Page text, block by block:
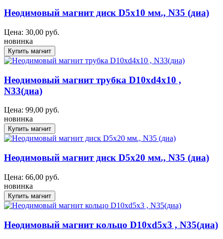
Неодимовый магнит диск D5x10 мм., N35 (диа)
Цена: 30,00 руб.
новинка
Неодимовый магнит трубка D10xd4x10 ,
N33(диа)
Цена: 99,00 руб.
новинка
Неодимовый магнит диск D5x20 мм., N35 (диа)
Цена: 66,00 руб.
новинка
Неодимовый магнит кольцо D10xd5x3 , N35(диа)